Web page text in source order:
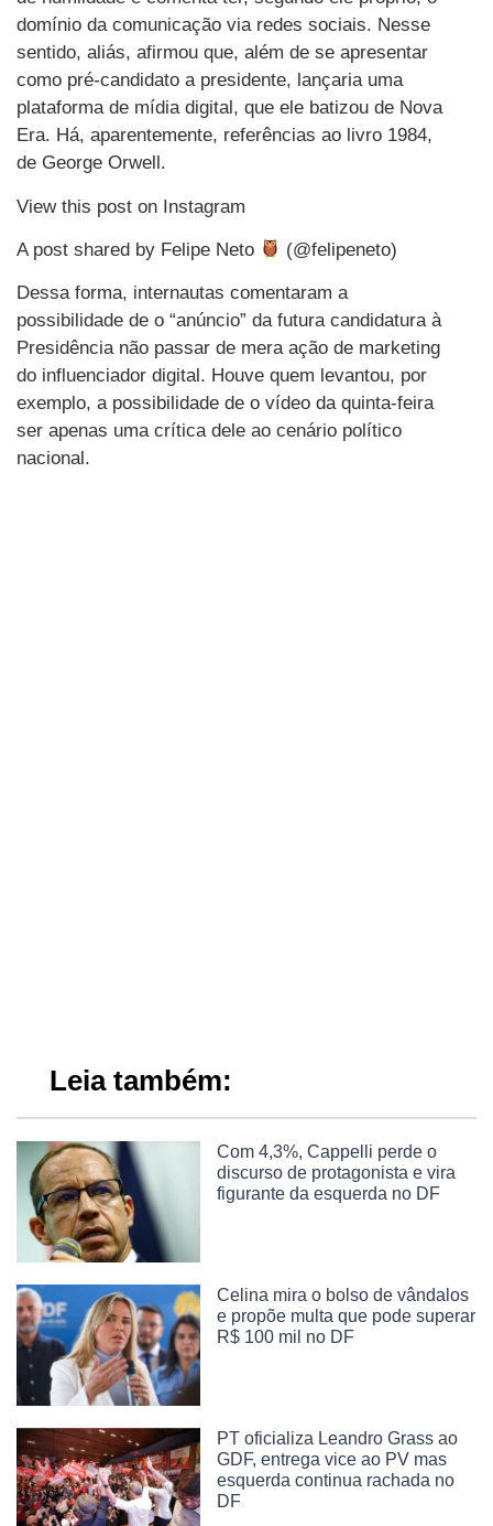
domínio da comunicação via redes sociais. Nesse
sentido, aliás, afirmou que, além de se apresentar
como pré-candidato a presidente, lançaria uma
plataforma de mídia digital, que ele batizou de Nova
Era. Há, aparentemente, referências ao livro 1984,
de George Orwell.
View this post on Instagram
A post shared by Felipe Neto (@felipeneto)
Dessa forma, internautas comentaram a
possibilidade de o “anúncio” da futura candidatura à
Presidência não passar de mera ação de marketing
do influenciador digital. Houve quem levantou, por
exemplo, a possibilidade de o vídeo da quinta-feira
ser apenas uma crítica dele ao cenário político
nacional.
Leia também:
Com 4,3%, Cappelli perde o
discurso de protagonista e vira
figurante da esquerda no DF
Celina mira o bolso de vândalos
e propõe multa que pode superar
R$ 100 mil no DF
PT oficializa Leandro Grass ao
GDF, entrega vice ao PV mas
esquerda continua rachada no
DF